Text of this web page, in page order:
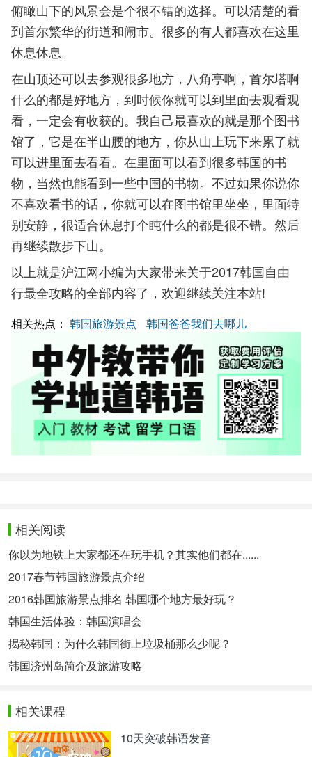
俯瞰山下的风景会是个很不错的选择。可以清楚的看
到首尔繁华的街道和闹市。很多的有人都喜欢在这里
休息休息。
在山顶还可以去参观很多地方，八角亭啊，首尔塔啊
什么的都是好地方，到时候你就可以到里面去观看观
看，一定会有收获的。我自己最喜欢的就是那个图书
馆了，它是在半山腰的地方，你从山上玩下来累了就
可以进里面去看看。在里面可以看到很多韩国的书
物，当然也能看到一些中国的书物。不过如果你说你
不喜欢看书的话，你就可以在图书馆里坐坐，里面特
别安静，很适合休息打个盹什么的都是很不错。然后
再继续散步下山。
以上就是沪江网小编为大家带来关于2017韩国自由
行最全攻略的全部内容了，欢迎继续关注本站!
相关热点： 韩国旅游景点 韩国爸爸我们去哪儿
相关阅读
你以为地铁上大家都还在玩手机？其实他们都在......
2017春节韩国旅游景点介绍
2016韩国旅游景点排名 韩国哪个地方最好玩？
韩国生活体验：韩国演唱会
揭秘韩国：为什么韩国街上垃圾桶那么少呢？
韩国济州岛简介及旅游攻略
相关课程
10天突破韩语发音